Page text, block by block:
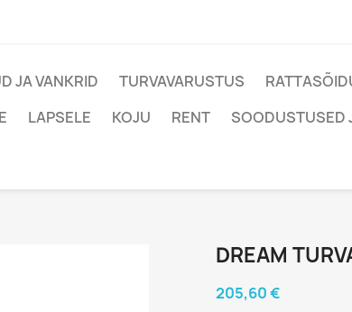
JA VANKRID TURVAVARUSTUS
LAPSELE KOJU RENT SOODUSTUSED
DREAM
205,60 €